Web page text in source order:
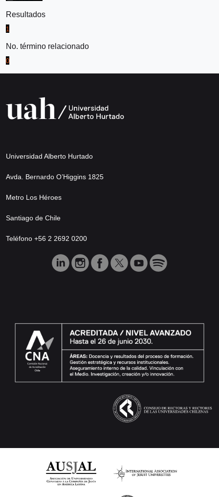
Resultados
1
No. término relacionado
0
Universidad Alberto Hurtado
Avda. Bernardo O’Higgins 1825
Metro Los Héroes
Santiago de Chile
Teléfono +56 2 2692 0200